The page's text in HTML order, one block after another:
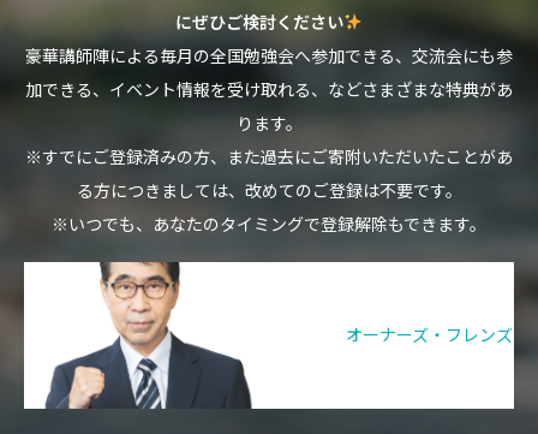
にぜひご検討ください
豪華講師陣による毎月の全国勉強会へ参加できる、交流会にも参
加できる、イベント情報を受け取れる、などさまざまな特典があ
ります。
※すでにご登録済みの方、また過去にご寄附いただいたことがあ
る方につきましては、改めてのご登録は不要です。
※いつでも、あなたのタイミングで登録解除もできます。
オーナーズ・フレンズ